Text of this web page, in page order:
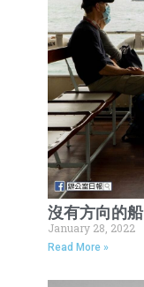
沒有方向的船
January 28, 2022
Read More »